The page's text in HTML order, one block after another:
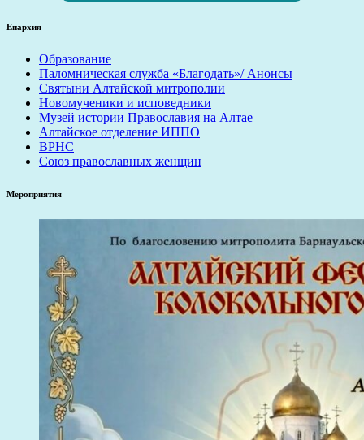
Епархия
Образование
Паломническая служба «Благодать»/ Анонсы
Святыни Алтайской митрополии
Новомученики и исповедники
Музей истории Православия на Алтае
Алтайское отделение ИППО
ВРНС
Союз православных женщин
Мероприятия